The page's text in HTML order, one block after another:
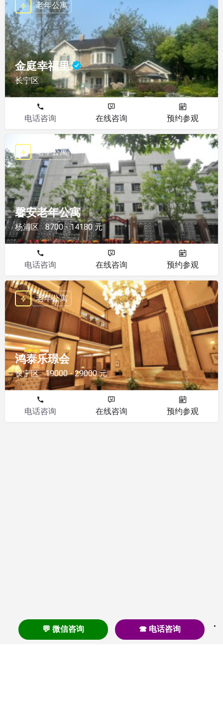
金庭幸福里
长宁区
老年公寓
电话咨询 在线咨询 预约参观
馨安老年公寓
杨浦区 8700 - 14180 元
老年公寓
电话咨询 在线咨询 预约参观
鸿泰乐璟会
长宁区 19000 - 29000 元
老年公寓
电话咨询 在线咨询 预约参观
💬 微信咨询 ☎ 电话咨询